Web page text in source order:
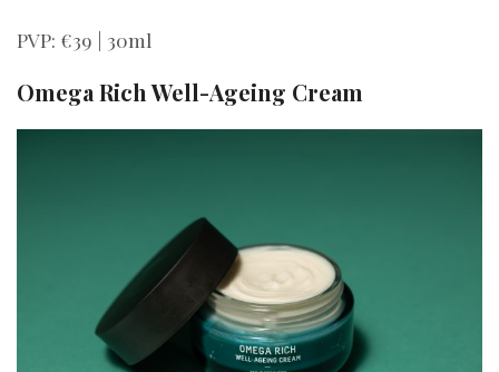
PVP: €39 | 30ml
Omega Rich Well-Ageing Cream